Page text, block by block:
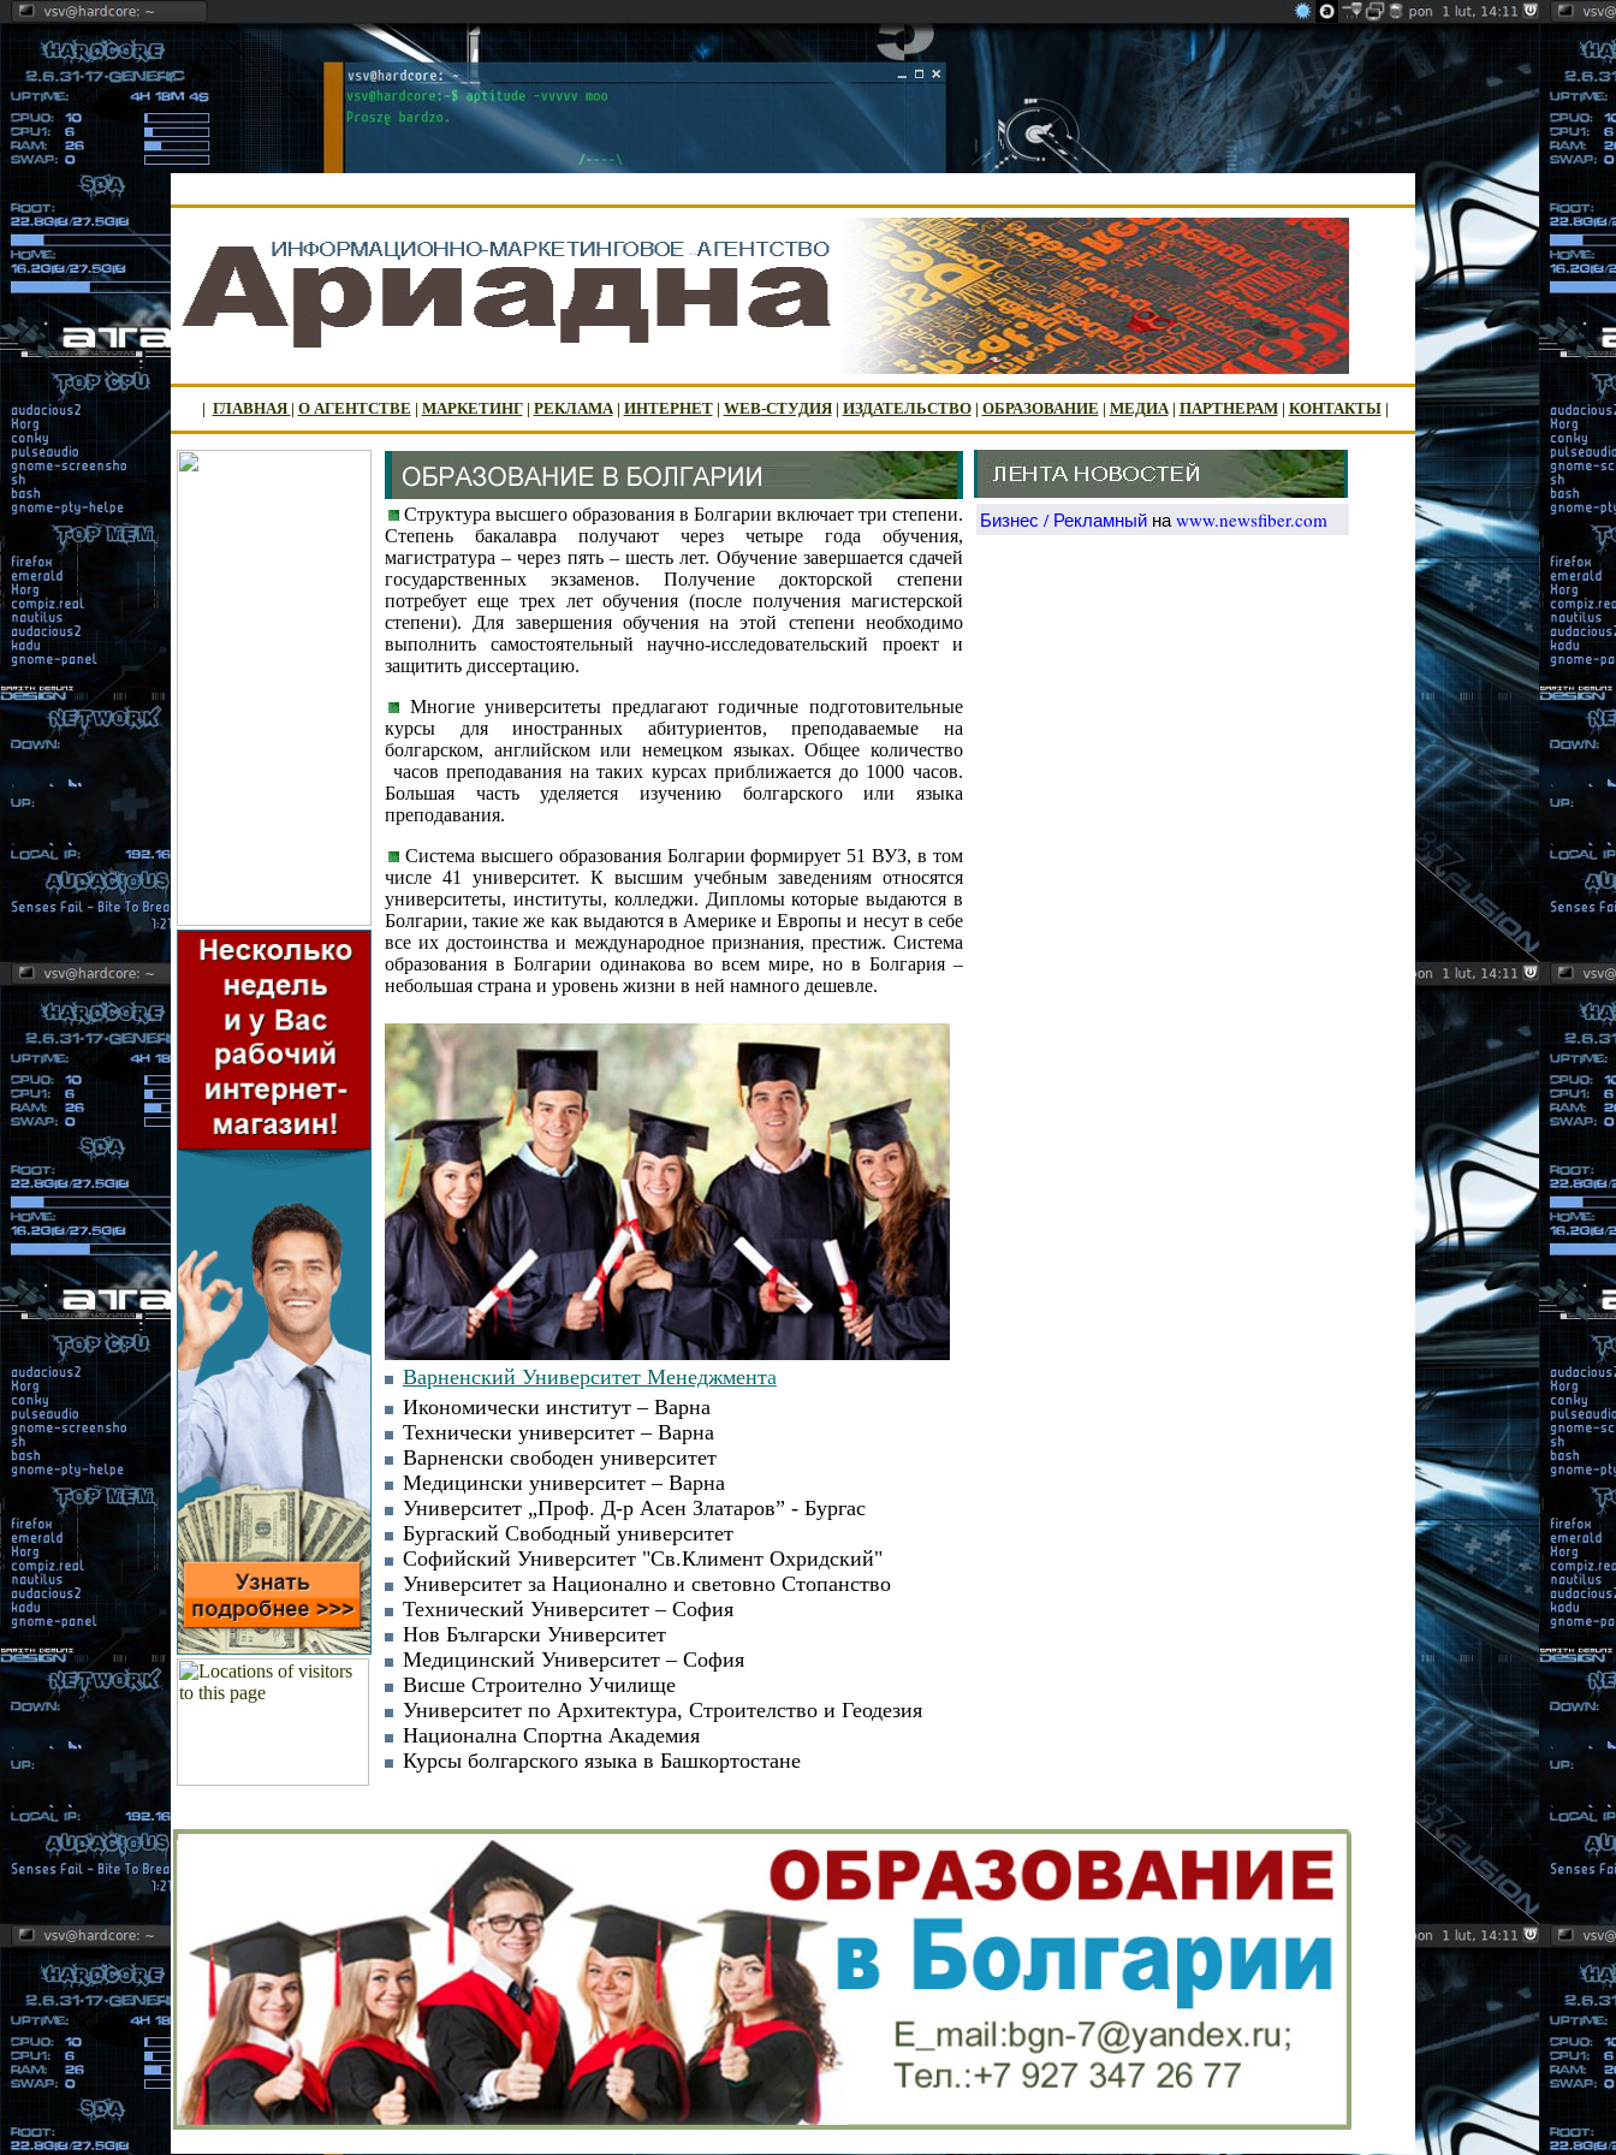
| ГЛАВНАЯ | О АГЕНТСТВЕ | МАРКЕТИНГ | РЕКЛАМА | ИНТЕРНЕТ | WEB-СТУДИЯ | ИЗДАТЕЛЬСТВО| ОБРАЗОВАНИЕ | МЕДИА| ПАРТНЕРАМ | КОНТАКТЫ|
Структура высшего образования в Болгарии включает три степени.
Степень бакалавра получают через четыре года обучения,
магистратура – через пять – шесть лет. Обучение завершается сдачей
государственных экзаменов. Получение докторской степени
потребует еще трех лет обучения (после получения магистерской
степени). Для завершения обучения на этой степени необходимо
выполнить самостоятельный научно-исследовательский проект и
защитить диссертацию.
Многие университеты предлагают годичные подготовительные
курсы для иностранных абитуриентов, преподаваемые на
болгарском, английском или немецком языках. Общее количество
часов преподавания на таких курсах приближается до 1000 часов.
Большая часть уделяется изучению болгарского или языка
преподавания.
Система высшего образования Болгарии формирует 51 ВУЗ, в том
числе 41 университет. К высшим учебным заведениям относятся
университеты, институты, колледжи. Дипломы которые выдаются в
Болгарии, такие же как выдаются в Америке и Европы и несут в себе
все их достоинства и международное признания, престиж. Система
образования в Болгарии одинакова во всем мире, но в Болгария –
небольшая страна и уровень жизни в ней намного дешевле.
Варненский Университет Менеджмента
Икономически институт – Варна
Технически университет – Варна
Варненски свободен университет
Медицински университет – Вaрна
Университет „Проф. Д-р Асен Златаров” - Бургас
Бургаский Свободный университет
Софийский Университет "Св.Климент Охридский"
Университет за Национално и световно Стопанство
Технический Университет – София
Нов Български Университет
Медицинский Университет – София
Висше Строително Училище
Университет по Архитектура, Строителство и Геодезия
Национална Спортна Академия
Курсы болгарского языка в Башкортостане
Бизнес / Рекламный наwww.newsfiber.com